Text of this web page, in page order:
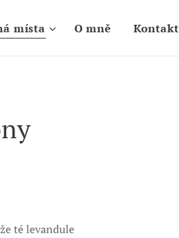
místa O mně Kontakt
té levandule